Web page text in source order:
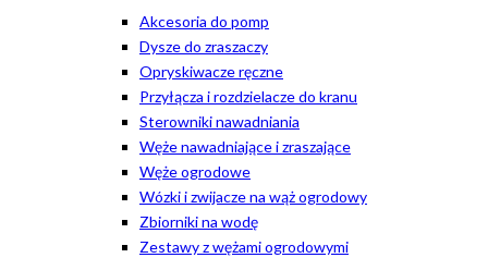
Akcesoria do pomp
Dysze do zraszaczy
Opryskiwacze ręczne
Przyłącza i rozdzielacze do kranu
Sterowniki nawadniania
Węże nawadniające i zraszające
Węże ogrodowe
Wózki i zwijacze na wąż ogrodowy
Zbiorniki na wodę
Zestawy z wężami ogrodowymi